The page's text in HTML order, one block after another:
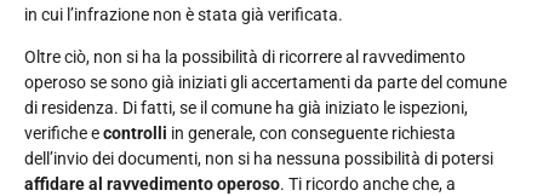
in cui l’infrazione non è stata già verificata.
Oltre ciò, non si ha la possibilità di ricorrere al ravvedimento
operoso se sono già iniziati gli accertamenti da parte del comune
di residenza. Di fatti, se il comune ha già iniziato le ispezioni,
verifiche econtrolli in generale, con conseguente richiesta
dell’invio dei documenti, non si ha nessuna possibilità di potersi
affidare al ravvedimento operoso. Ti ricordo anche che, a